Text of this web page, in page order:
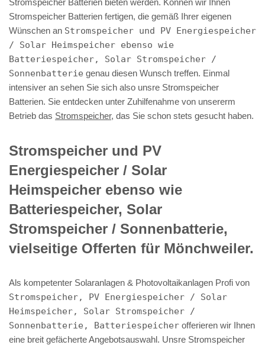
Stromspeicher Batterien fertigen, die gemäß Ihrer eigenen
Wünschen an Stromspeicher und PV Energiespeicher
/ Solar Heimspeicher ebenso wie
Batteriespeicher, Solar Stromspeicher /
Sonnenbatterie genau diesen Wunsch treffen. Einmal
intensiver an sehen Sie sich also unsre Stromspeicher
Batterien. Sie entdecken unter Zuhilfenahme von unsererm
Betrieb das Stromspeicher, das Sie schon stets gesucht haben.
Stromspeicher und PV
Energiespeicher / Solar
Heimspeicher ebenso wie
Batteriespeicher, Solar
Stromspeicher / Sonnenbatterie,
vielseitige Offerten für Mönchweiler.
Als kompetenter Solaranlagen & Photovoltaikanlagen Profi von
Stromspeicher, PV Energiespeicher / Solar
Heimspeicher, Solar Stromspeicher /
Sonnenbatterie, Batteriespeicher offerieren wir Ihnen
eine breit gefächerte Angebotsauswahl. Unsre Stromspeicher